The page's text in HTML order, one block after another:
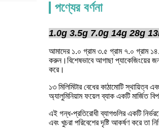
পণ্যের বর্ণনা
1.0g 3.5g 7.0g 14g 28g 13mil
আমাদের ১.০ গ্রাম ৩.৫ গ্রাম ৭.০ গ্রাম
করুন।বিশেষভাবে আগাছা প্যাকেজিংয়ের
করে।
১৩ মিলিমিটার বেধের কাঠামোটি
অ্যালুমিনিয়াম ফয়েল ব্যাক একটি মার্জিত
এই গন্ধ-প্রতিরোধী ব্যাগগুলির একটি
এবং খুচরা পরিবেশের দৃষ্টি আকর্ষণ করে তা